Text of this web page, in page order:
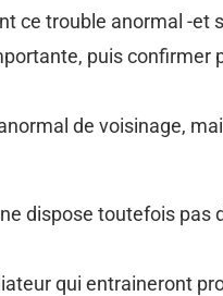
ce trouble anormal -et
puis confirmer
de voisinage,
dispose toutefois pas
qui entraineront